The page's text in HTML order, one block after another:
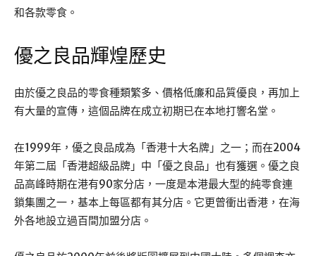
和各款零食。
優之良品輝煌歷史
由於優之良品的零食種類繁多、價格低廉和品質優良，再加上
有大量的宣傳，這個品牌在成立初期已在本地打響名堂。
在1999年，優之良品成為「香港十大名牌」之一；而在2004
年第二屆「香港超級品牌」中「優之良品」也有獲選。優之良
品高峰時期在港有90家分店，一度是本港最大型的純零食連
鎖集團之一，基本上每區都有其分店。它更曾衝出香港，在海
外各地設立過百間加盟分店。